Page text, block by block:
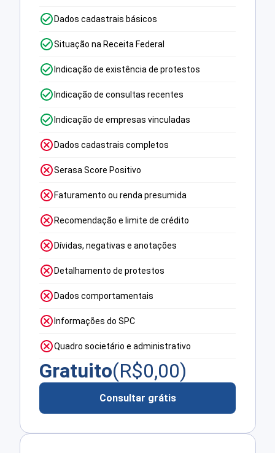
Dados cadastrais básicos
Situação na Receita Federal
Indicação de existência de protestos
Indicação de consultas recentes
Indicação de empresas vinculadas
Dados cadastrais completos
Serasa Score Positivo
Faturamento ou renda presumida
Recomendação e limite de crédito
Dívidas, negativas e anotações
Detalhamento de protestos
Dados comportamentais
Informações do SPC
Quadro societário e administrativo
Gratuito(R$0,00)
Consultar grátis